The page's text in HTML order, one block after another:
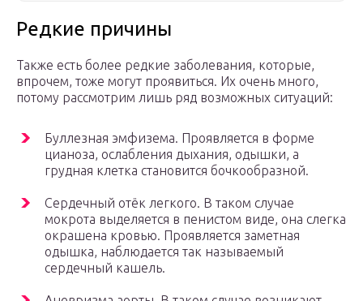
Редкие причины
Также есть более редкие заболевания, которые,
впрочем, тоже могут проявиться. Их очень много,
потому рассмотрим лишь ряд возможных ситуаций:
Буллезная эмфизема. Проявляется в форме
цианоза, ослабления дыхания, одышки, а
грудная клетка становится бочкообразной.
Сердечный отёк легкого. В таком случае
мокрота выделяется в пенистом виде, она слегка
окрашена кровью. Проявляется заметная
одышка, наблюдается так называемый
сердечный кашель.